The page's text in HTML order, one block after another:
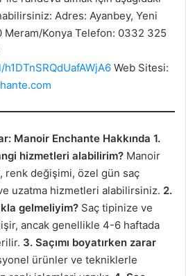
Adres: Ayanbey, Yeni
Meram/Konya Telefon: 0332 325
Web Sitesi:
Manoir Enchante Hakkında 1.
hizmetleri alabilirim? Manoir
renk değişimi, özel gün saç
ve uzatma hizmetleri alabilirsiniz. 2.
gelmeliyim? Saç tipinize ve
ancak genellikle 4-6 haftada
3. Saçımı boyatırken zarar
ürünler ve tekniklerle